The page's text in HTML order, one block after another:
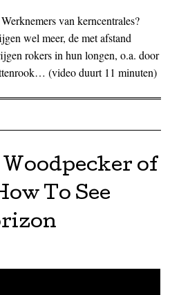
van kerncentrales?
wel meer, de met afstand
rokers in hun longen, o.a. door
(video duurt 11 minuten)
of
To See